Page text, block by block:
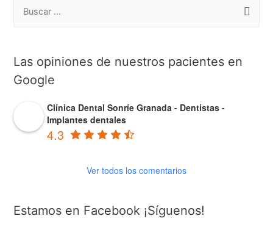
Las opiniones de nuestros pacientes en
Google
Clínica Dental Sonríe Granada - Dentistas -
Implantes dentales
4.3
Ver todos los comentarios
Estamos en Facebook ¡Síguenos!